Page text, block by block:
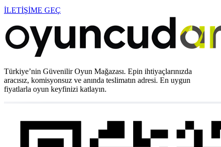
İLETİŞİME GEÇ
Türkiye’nin Güvenilir Oyun Mağazası. Epin ihtiyaçlarınızda
aracısız, komisyonsuz ve anında teslimatın adresi. En uygun
fiyatlarla oyun keyfinizi katlayın.